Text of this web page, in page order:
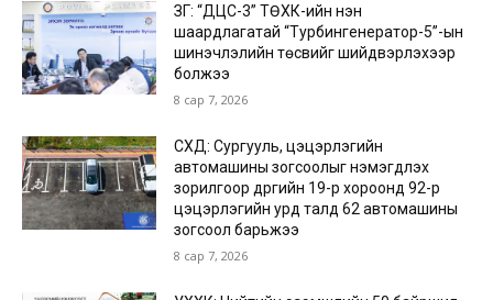
ЗГ: “ДЦС-3” ТӨХК-ийн нэн
шаардлагатай “Турбингенератор-5”-ын
шинэчлэлийн төсвийг шийдвэрлэхээр
болжээ
8 сар 7, 2026
СХД: Сургууль, цэцэрлэгийн
автомашины зогсоолыг нэмэгдүүлэх
зорилгоор дүүргийн 19-р хороонд 92-р
цэцэрлэгийн урд талд 62 автомашины
зогсоол барьжээ
8 сар 7, 2026